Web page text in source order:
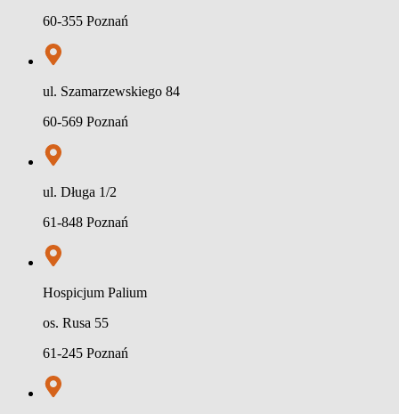
60-355 Poznań
ul. Szamarzewskiego 84
60-569 Poznań
ul. Długa 1/2
61-848 Poznań
Hospicjum Palium
os. Rusa 55
61-245 Poznań